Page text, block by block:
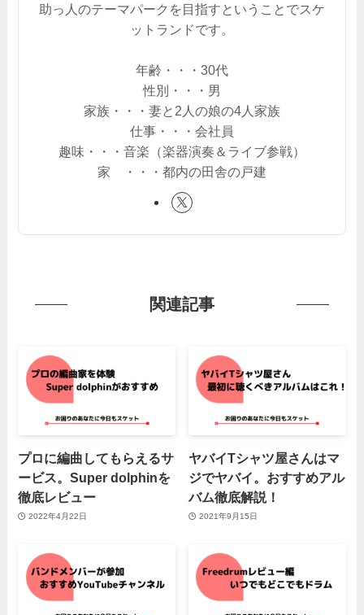
助っ人のテーマパークを目指すということでスケ
ットランドです。
年齢・・・30代
性別・・・男
家族・・・妻と2人の娘の4人家族
仕事・・・会社員
趣味・・・音楽（楽器演奏＆ライブ参戦）
家 ・・・都内の田舎の戸建
関連記事
プロに編曲してもらえるサ
ービス。Super dolphinを
徹底レビュー
2022年4月22日
ヤバイTシャツ屋さんはマ
ジでヤバイ。おすすめアル
バム徹底解説！
2021年9月15日